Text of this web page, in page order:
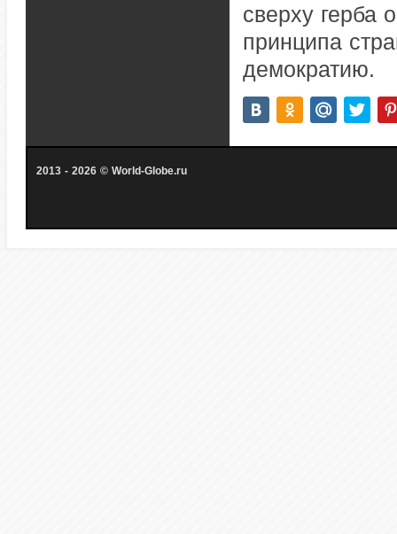
сверху герба
принципа
демократию.
2013 - 2026 © World-Globe.ru